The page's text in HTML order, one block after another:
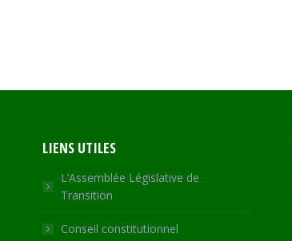
LIENS UTILES
L’Assemblée Législative de
Transition
Conseil constitutionnel